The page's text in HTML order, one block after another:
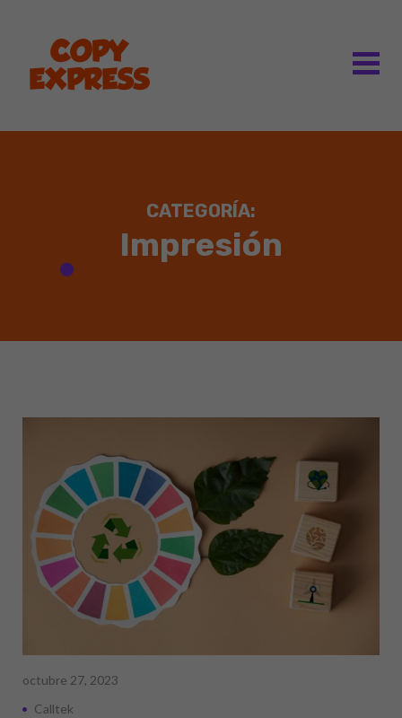
CATEGORÍA:
Impresión
octubre 27, 2023
Calltek